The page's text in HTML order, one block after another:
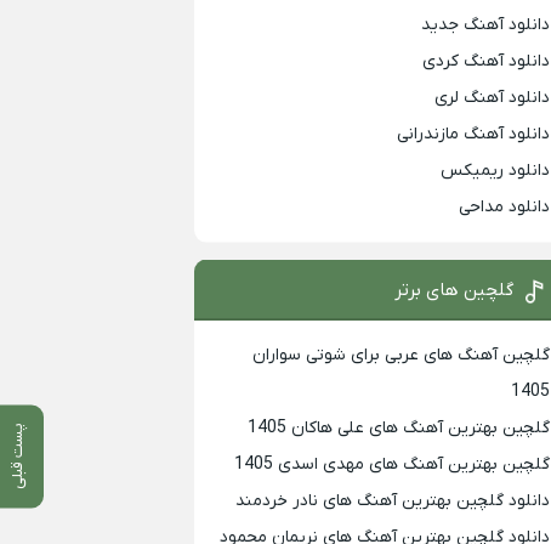
پست قبلی
دانلود آهنگ جدید
دانلود آهنگ کردی
دانلود آهنگ لری
دانلود آهنگ مازندرانی
دانلود ریمیکس
دانلود مداحی
گلچین های برتر
گلچین آهنگ های عربی برای شوتی سواران
1405
گلچین بهترين آهنگ های علی هاکان 1405
گلچین بهترین آهنگ های مهدی اسدی 1405
دانلود گلچین بهترین آهنگ های نادر خردمند
دانلود گلچین بهترین آهنگ های نریمان محمود